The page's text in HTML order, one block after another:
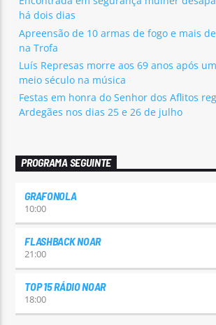
há dois dias
Apreensão de 10 armas de fogo e mais
na Trofa
Luís Represas morre aos 69 anos após
meio século na música
Festas em honra do Senhor dos Aflitos
Ardegães nos dias 25 e 26 de julho
PROGRAMA SEGUINTE
GRAFONOLA
10:00
FLASHBACK NOAR
21:00
TOP 15 RÁDIO NOAR
18:00